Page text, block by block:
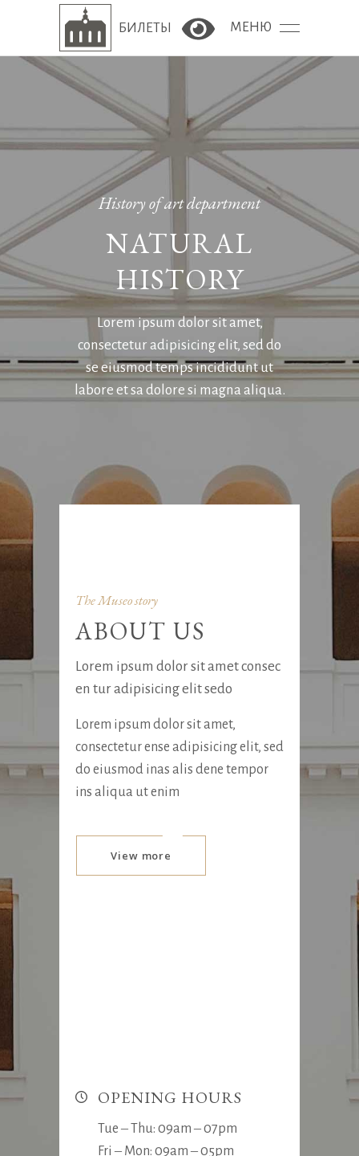
БИЛЕТЫ Версия сайта для
МЕНЮ
History of art department
NATURAL
HISTORY
Lorem ipsum dolor sit amet,
consectetur adipisicing elit, sed do
se eiusmodtemps incididunt ut
labore et sa dolore si magna aliqua.
The Museo story
ABOUT US
Lorem ipsum dolor sit amet consec
en tur adipisicing elit sedo
Lorem ipsum dolor sit amet,
consectetur ense adipisicing elit, sed
do eiusmod inas alis dene tempor
ins aliqua ut enim
View more
OPENING HOURS
Tue ‒ Thu: 09am ‒ 07pm
Fri ‒ Mon: 09am ‒ 05pm